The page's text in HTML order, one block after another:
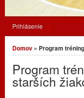
Prihlásenie
Nachádzate sa
Domov » Program
Program
starších